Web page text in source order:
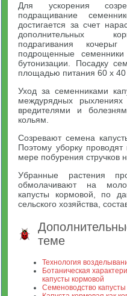
Для ускорения
подращивание
достигается за счет
дополнительных
подрагивания
подрощенные
бутонизации. Посадку
площадью питания 60 х 40
Уход за семенниками
междурядных
вредителями и
кольям.
Созревают семена
Поэтому уборку
мере побурения стручков
Убранные растения
обмолачивают на
капусты кормовой, по
сельского хозяйства,
теме
Технология
Ботаническая
капусты кормовой
Семеноводство